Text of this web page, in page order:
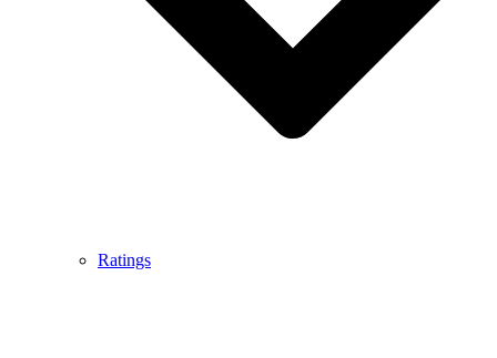
Ratings